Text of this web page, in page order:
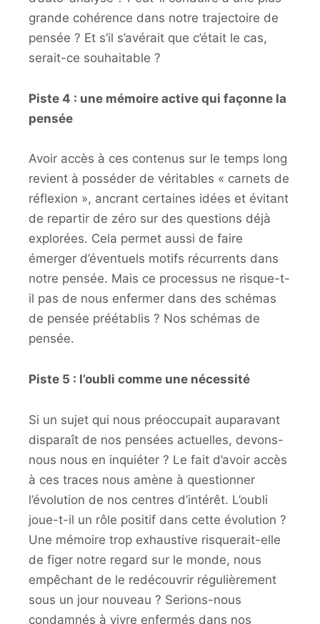
grande cohérence dans notre trajectoire de
pensée ? Et s’il s’avérait que c’était le cas,
serait-ce souhaitable ?
Piste 4 : une mémoire active qui façonne la
pensée
Avoir accès à ces contenus sur le temps long
revient à posséder de véritables « carnets de
réflexion », ancrant certaines idées et évitant
de repartir de zéro sur des questions déjà
explorées. Cela permet aussi de faire
émerger d’éventuels motifs récurrents dans
notre pensée. Mais ce processus ne risque-t-
il pas de nous enfermer dans des schémas
de pensée préétablis ? Nos schémas de
pensée.
Piste 5 : l’oubli comme une nécessité
Si un sujet qui nous préoccupait auparavant
disparaît de nos pensées actuelles, devons-
nous nous en inquiéter ? Le fait d’avoir accès
à ces traces nous amène à questionner
l’évolution de nos centres d’intérêt. L’oubli
joue-t-il un rôle positif dans cette évolution ?
Une mémoire trop exhaustive risquerait-elle
de figer notre regard sur le monde, nous
empêchant de le redécouvrir régulièrement
sous un jour nouveau ? Serions-nous
condamnés à vivre enfermés dans nos